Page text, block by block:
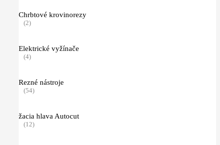
Chrbtové krovinorezy
(2)
Elektrické vyžínače
(4)
Rezné nástroje
(54)
žacia hlava Autocut
(12)